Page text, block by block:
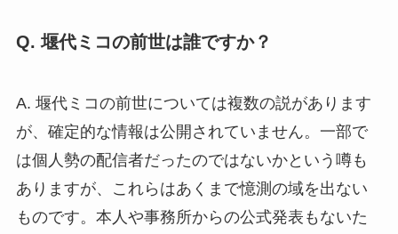
Q. 堰代ミコの前世は誰ですか？
A. 堰代ミコの前世については複数の説があります
が、確定的な情報は公開されていません。一部で
は個人勢の配信者だったのではないかという噂も
ありますが、これらはあくまで憶測の域を出ない
ものです。本人や事務所からの公式発表もないた